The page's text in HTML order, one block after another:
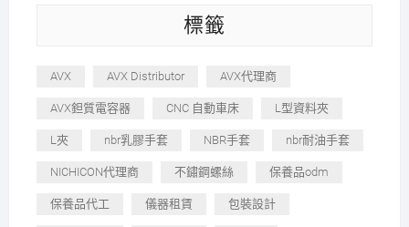
標籤
AVX AVX Distributor AVX代理商
AVX鉭質電容器 CNC 自動車床 L型資料夾
L夾 nbr乳膠手套 NBR手套 nbr耐油手套
NICHICON代理商 不鏽鋼螺絲 保養品odm
保養品代工 儀器租賃 包裝設計